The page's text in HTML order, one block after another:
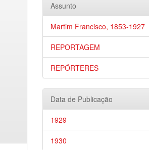
Assunto
Martim Francisco, 1853-1927
REPORTAGEM
REPÓRTERES
Data de Publicação
1929
1930